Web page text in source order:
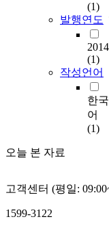
(1)
발행연도
2014
(1)
작성언어
한국
어
(1)
오늘 본 자료
고객센터 (평일:
1599-3122